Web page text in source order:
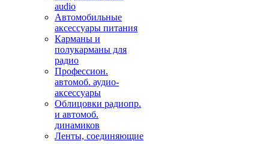
audio
Автомобильные
аксессуары питания
Карманы и
полукарманы для
радио
Профессион.
автомоб. аудио-
аксессуары
Облицовки радиопр.
и автомоб.
динамиков
Ленты, соединяющие